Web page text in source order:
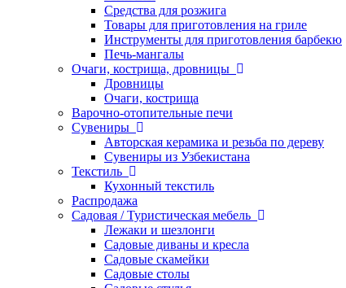
Средства для розжига
Товары для приготовления на гриле
Инструменты для приготовления барбекю
Печь-мангалы
Очаги, кострища, дровницы
Дровницы
Очаги, кострища
Варочно-отопительные печи
Сувениры
Авторская керамика и резьба по дереву
Сувениры из Узбекистана
Текстиль
Кухонный текстиль
Распродажа
Садовая / Туристическая мебель
Лежаки и шезлонги
Садовые диваны и кресла
Садовые скамейки
Садовые столы